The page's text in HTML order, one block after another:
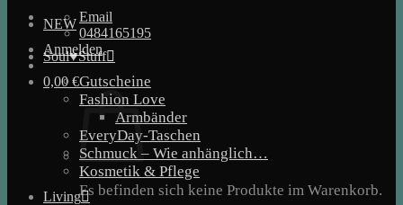
Email
0484165195
Anmelden
0,00€
Es befinden sich keine Produkte im Warenkorb.
NEW
Soul♥Stuff
Gutscheine
Fashion Love
Armbänder
EveryDay-Taschen
Schmuck – Wie anhänglich…
Kosmetik & Pflege
Living